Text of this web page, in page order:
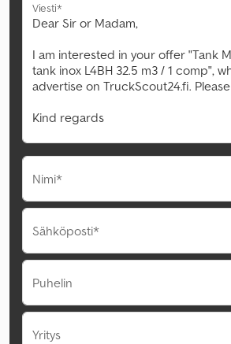
Viesti*
Nimi*
Sähköposti*
Puhelin
Yritys